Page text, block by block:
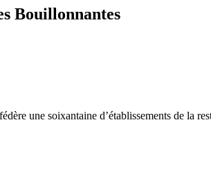
Bouillonnantes
une soixantaine d’établissements de la